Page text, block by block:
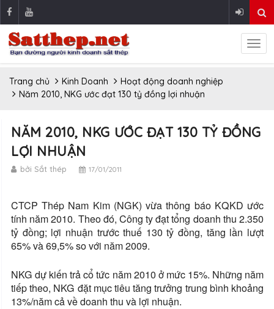
Trang chủ Kinh Doanh
Hoạt động doanh nghiệp
Năm 2010, NKG ước đạt 130 tỷ đồng lợi nhuận
NĂM 2010, NKG ƯỚC ĐẠT 130 TỶ ĐỒNG
LỢI NHUẬN
bởi Sắt thép 17/01/2011
CTCP Thép Nam Kim (NGK) vừa thông báo KQKD ước
tính năm 2010. Theo đó, Công ty đạt tổng doanh thu 2.350
tỷ đồng; lợi nhuận trước thuế 130 tỷ đồng, tăng lần lượt
65% và 69,5% so với năm 2009.
NKG dự kiến trả cổ tức năm 2010 ở mức 15%. Những năm
tiếp theo, NKG đặt mục tiêu tăng trưởng trung bình khoảng
13%/năm cả về doanh thu và lợi nhuận.